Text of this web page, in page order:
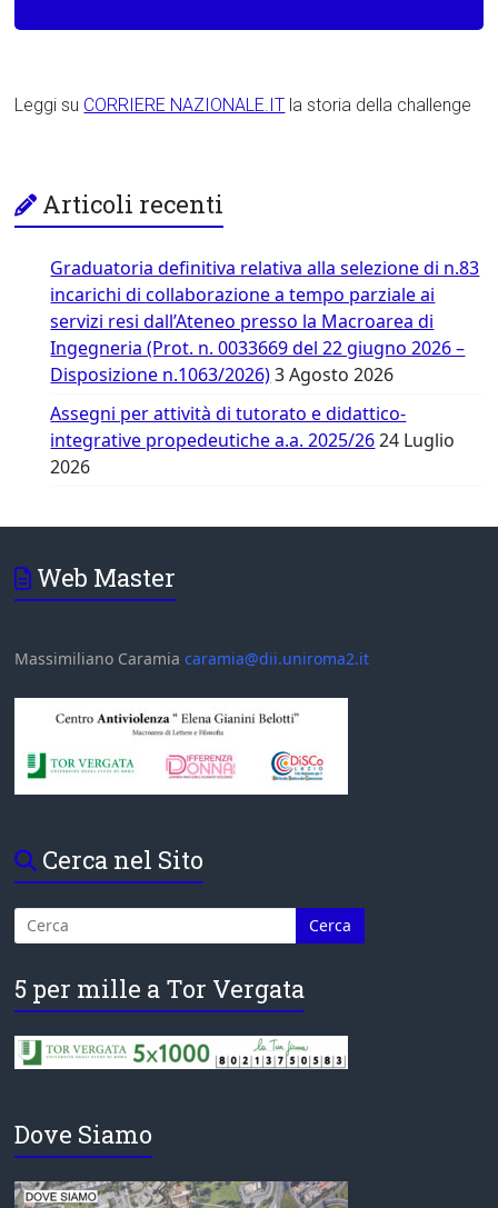
Leggi su CORRIERE NAZIONALE.IT la storia della challenge
Articoli recenti
Graduatoria definitiva relativa alla selezione di n.83
incarichi di collaborazione a tempo parziale ai
servizi resi dall’Ateneo presso la Macroarea di
Ingegneria (Prot. n. 0033669 del 22 giugno 2026 –
Disposizione n.1063/2026) 3 Agosto 2026
Assegni per attività di tutorato e didattico-
integrative propedeutiche a.a. 2025/26 24 Luglio
2026
Web Master
Massimiliano Caramiacaramia@dii.uniroma2.it
Cerca nel Sito
5 per mille a Tor Vergata
Dove Siamo